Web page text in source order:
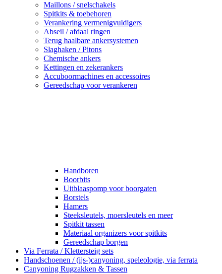
Maillons / snelschakels
Spitkits & toebehoren
Verankering vermenigvuldigers
Abseil / afdaal ringen
Terug haalbare ankersystemen
Slaghaken / Pitons
Chemische ankers
Kettingen en zekerankers
Accuboormachines en accessoires
Gereedschap voor verankeren
Handboren
Boorbits
Uitblaaspomp voor boorgaten
Borstels
Hamers
Steeksleutels, moersleutels en meer
Spitkit tassen
Materiaal organizers voor spitkits
Gereedschap borgen
Via Ferrata / Klettersteig sets
Handschoenen / (ijs-)canyoning, speleologie, via ferrata
Canyoning Rugzakken & Tassen